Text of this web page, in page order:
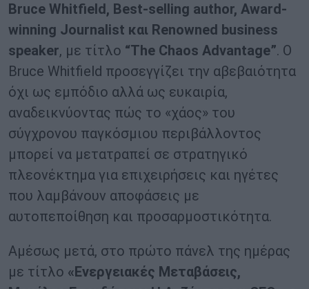
Bruce Whitfield, Best-selling author, Award-
winning Journalist και Renowned business
speaker, με τίτλο “The Chaos Advantage”. Ο
Bruce Whitfield προσεγγίζει την αβεβαιότητα
όχι ως εμπόδιο αλλά ως ευκαιρία,
αναδεικνύοντας πώς το «χάος» του
σύγχρονου παγκόσμιου περιβάλλοντος
μπορεί να μετατραπεί σε στρατηγικό
πλεονέκτημα για επιχειρήσεις και ηγέτες
που λαμβάνουν αποφάσεις με
αυτοπεποίθηση και προσαρμοστικότητα.
Αμέσως μετά, στο πρώτο πάνελ της ημέρας
με τίτλο «Ενεργειακές Μεταβάσεις,